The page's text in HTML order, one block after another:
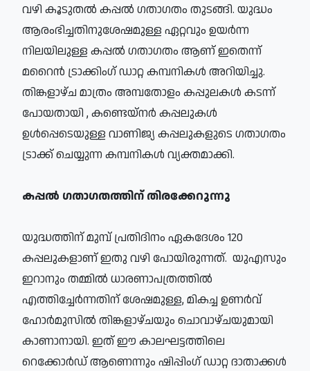
വഴി കൂടുതല്‍ കപ്പല്‍ ഗതാഗതം തുടങ്ങി. യുദ്ധം
ആരംഭിച്ചതിനുശേഷമുള്ള ഏറ്റവും ഉയര്‍ന്ന
നിലയിലുള്ള കപ്പല്‍ ഗതാഗതം ആണ് ഇതെന്ന്​
മറൈന്‍ ട്രാക്കിംഗ് ഡാറ്റ കമ്പനികള്‍ അറിയിച്ചു.
തിങ്കളാഴ്ച മാത്രം അമ്പതോളം കപ്പുലകള്‍ കടന്ന്
പോയതായി , കണ്ടെയ്‌നര്‍ കപ്പലുകള്‍
ഉള്‍പ്പെടെയുള്ള വാണിജ്യ കപ്പലുകളുടെ ഗതാഗതം
ട്രാക്ക് ചെയ്യുന്ന കമ്പനികള്‍ വ്യക്തമാക്കി.
​കപ്പല്‍ ഗതാഗതത്തിന് തിരക്കേറുന്നു​
യുദ്ധത്തിന് മുമ്പ് പ്രതിദിനം ഏകദേശം 120
കപ്പലുകളാണ് ഇതു വഴി പോയിരുന്നത്. യുഎസും
ഇറാനും തമ്മില്‍ ധാരണാപത്രത്തില്‍
എത്തിച്ചേര്‍ന്നതിന് ശേഷമുള്ള, മികച്ച ഉണര്‍വ്
ഹോര്‍മുസില്‍ തിങ്കളാഴ്ചയും ചൊവാഴ്ചയുമായി
കാണാനായി. ഇത് ഈ കാലഘട്ടത്തിലെ
റെക്കോര്‍ഡ് ആണെന്നും ഷിപ്പിംഗ് ഡാറ്റ ദാതാക്കള്‍